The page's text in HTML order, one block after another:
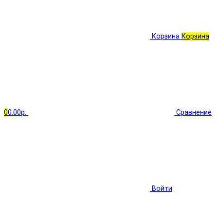
Корзина Корзина
00.00р. Сравнение
Войти